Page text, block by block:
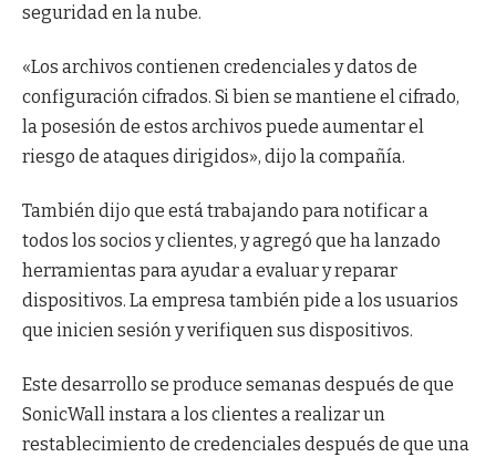
seguridad en la nube.
«Los archivos contienen credenciales y datos de
configuración cifrados. Si bien se mantiene el cifrado,
la posesión de estos archivos puede aumentar el
riesgo de ataques dirigidos», dijo la compañía.
También dijo que está trabajando para notificar a
todos los socios y clientes, y agregó que ha lanzado
herramientas para ayudar a evaluar y reparar
dispositivos. La empresa también pide a los usuarios
que inicien sesión y verifiquen sus dispositivos.
Este desarrollo se produce semanas después de que
SonicWall instara a los clientes a realizar un
restablecimiento de credenciales después de que una